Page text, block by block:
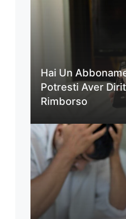
Hai Un
Potresti Aver
Rimborso